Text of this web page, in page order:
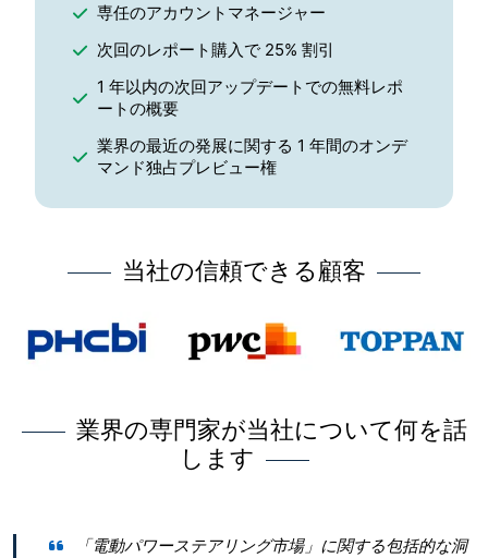
専任のアカウントマネージャー
次回のレポート購入で 25% 割引
1 年以内の次回アップデートでの無料レポ
ートの概要
業界の最近の発展に関する 1 年間のオンデ
マンド独占プレビュー権
当社の信頼できる顧客
業界の専門家が当社について何を話
します
ワーステアリング市場」に関する包括的な洞
Research